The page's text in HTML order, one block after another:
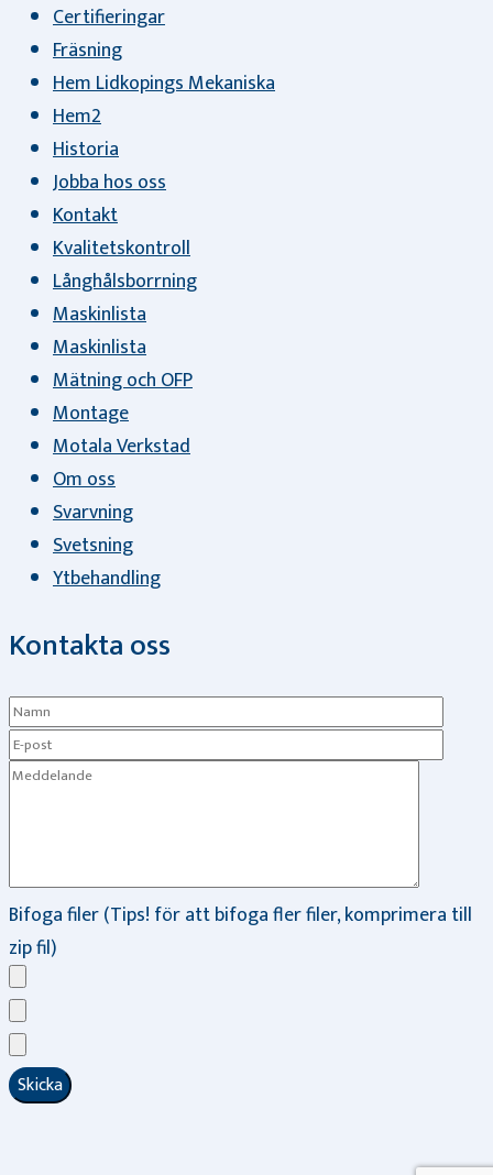
Certifieringar
Fräsning
Hem Lidkopings Mekaniska
Hem2
Historia
Jobba hos oss
Kontakt
Kvalitetskontroll
Långhålsborrning
Maskinlista
Maskinlista
Mätning och OFP
Montage
Motala Verkstad
Om oss
Svarvning
Svetsning
Ytbehandling
Kontakta oss
Bifoga filer (Tips! för att bifoga fler filer, komprimera till
zip fil)